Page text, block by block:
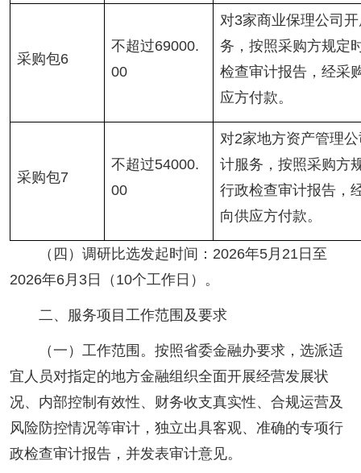
采购包6
不超过69000.
00
对3家商业保理公司
务，按照采购方规定
检查审计报告，经采
应方付款。
采购包7
不超过54000.
00
对2家地方资产管理
计服务，按照采购方
行政检查审计报告，
向供应方付款。
（四）调研比选发起时间：2026年5月21日至
2026年6月3日（10个工作日）。
二、服务项目工作范围及要求
（一）工作范围。按照省委金融办要求，选派适
宜人员对指定的地方金融组织全面开展经营发展状
况、内部控制有效性、财务收支真实性、合规运营及
风险防控情况等审计，独立出具客观、准确的专项行
政检查审计报告，并发表审计意见。